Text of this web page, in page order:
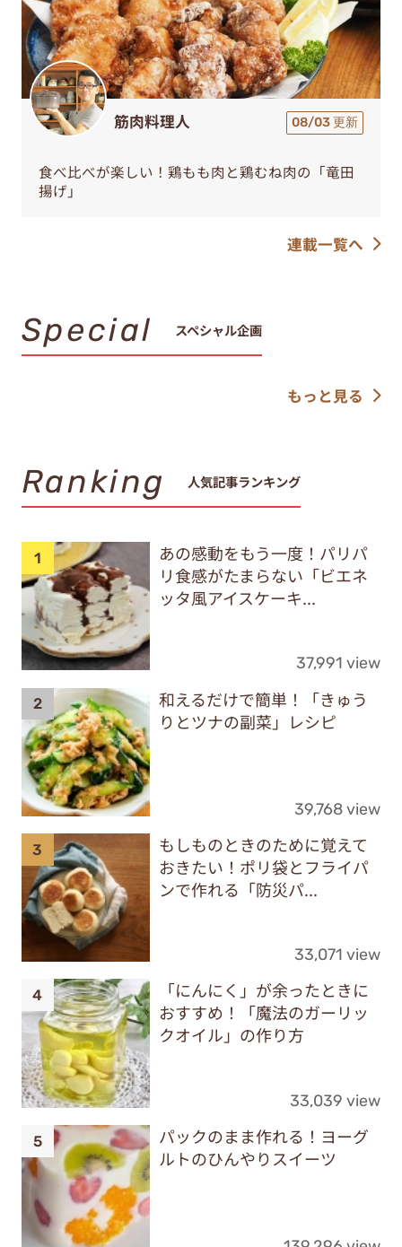
筋肉料理人 08/03 更新
食べ比べが楽しい！鶏もも肉と鶏むね肉の「竜田
揚げ」
連載一覧へ
Special スペシャル企画
もっと見る
Ranking 人気記事ランキング
あの感動をもう一度！パリパ
リ食感がたまらない「ビエネ
ッタ風アイスケーキ...
37,991 view
和えるだけで簡単！「きゅう
りとツナの副菜」レシピ
39,768 view
もしものときのために覚えて
おきたい！ポリ袋とフライパ
ンで作れる「防災パ...
33,071 view
「にんにく」が余ったときに
おすすめ！「魔法のガーリッ
クオイル」の作り方
33,039 view
パックのまま作れる！ヨーグ
ルトのひんやりスイーツ